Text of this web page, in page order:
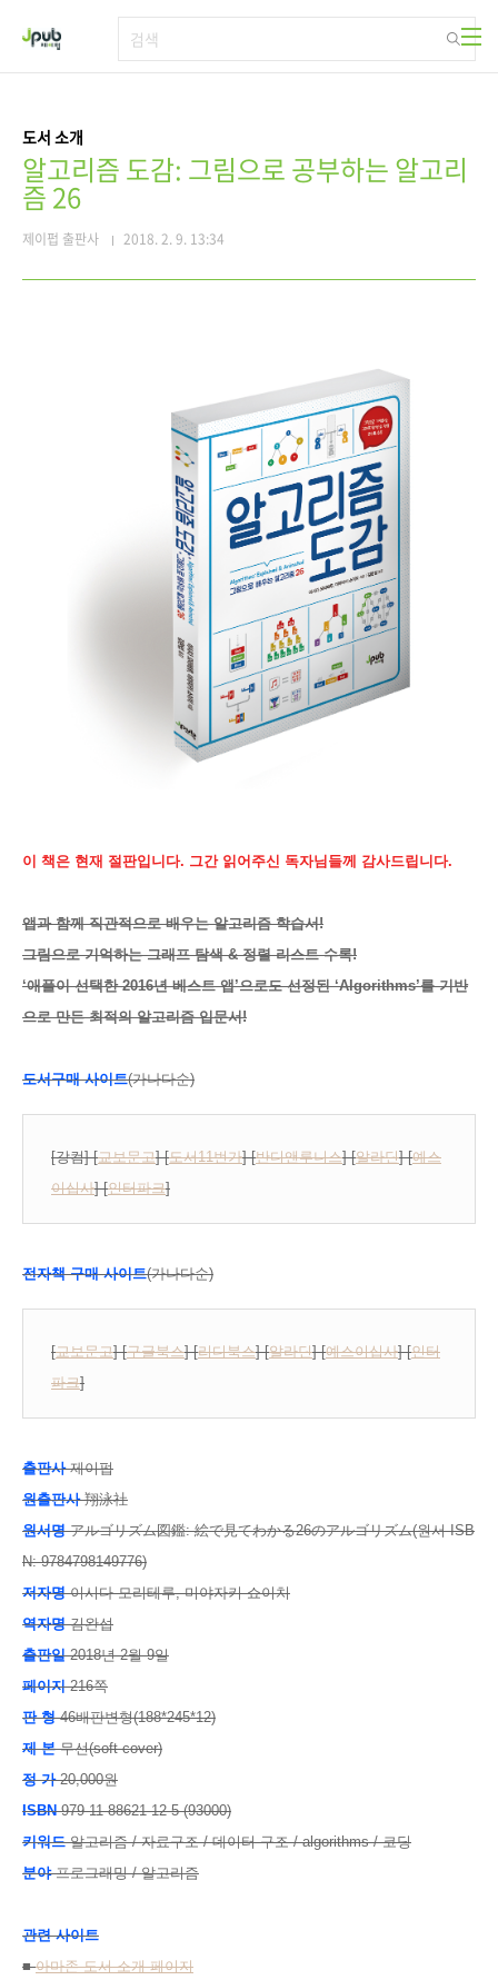
도서 소개
알고리즘 도감: 그림으로 공부하는 알고리
즘 26
제이펍 출판사 2018. 2. 9. 13:34
이 책은 현재 절판입니다. 그간 읽어주신 독자님들께 감사드립니다.
앱과 함께 직관적으로 배우는 알고리즘 학습서!
그림으로 기억하는 그래프 탐색 & 정렬 리스트 수록!
‘애플이 선택한 2016년 베스트 앱’으로도 선정된 ‘Algorithms’를 기반
으로 만든 최적의 알고리즘 입문서!
도서구매 사이트(가나다순)
[강컴] [교보문고] [도서11번가] [반디앤루니스] [알라딘] [예스
이십사] [인터파크]
전자책 구매 사이트(가나다순)
[교보문고] [구글북스] [리디북스] [알라딘] [예스이십사] [인터
파크]
출판사제이펍
원출판사翔泳社
원서명アルゴリズム図鑑: 絵で見てわかる26のアルゴリズム(원서 ISB
N: 9784798149776)
저자명이시다 모리테루, 미야자키 쇼이치
역자명김완섭
출판일2018년 2월 9일
페이지216쪽
판 형46배판변형(188*245*12)
제 본무선(soft cover)
정 가20,000원
ISBN979-11-88621-12-5 (93000)
키워드알고리즘 / 자료구조 / 데이터 구조 / algorithms / 코딩
분야프로그래밍 / 알고리즘
관련 사이트
■아마존 도서 소개 페이지